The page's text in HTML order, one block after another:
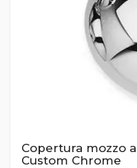
Copertura mozzo
Custom Chrome